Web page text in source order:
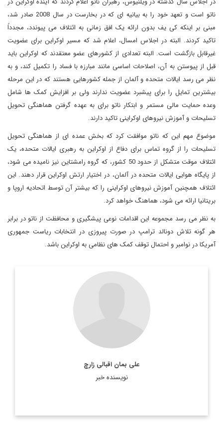
ناتو است و تعهد خود را به بیانیه ای که در بخارست در سال 2008 صادر شد،
مبنی بر اینکه کی یف بدون ارائه یک افق زمانی به ائتلاف می پیوندد، مجدداً
تاکید کردند. البته در اجلاس امسال، اعلام شد که مسیر اوکراین برای عضویت
غیرقابل بازگشت است. البته تعدادی از کشورهای عضو معتقدند که اوکراین باید
قبل از پیوستن به آن، اصلاحات اساسی مانند مبارزه با فساد را تکمیل کند، و به
نظر می رسد ایالات متحده و آلمان از جمله کشورهایی هستند که در این مرحله
بیشترین تمایل را برای پیشبرد عضویت ندارند ولی بر افزایش کمک ها شامل
وعده حمایت مالی مستمر و ابتکار ناتو برای به عهده گرفتن هماهنگی تحویل
تسلیحات و آموزش نیروهای اوکراینی تاکید دارند.
موضوع مهم این که ناتو موافقت کرد که بخش عمده ای از هماهنگی تحویل
تسلیحات را از گروه تماس برای دفاع از اوکراین به رهبری ایالات متحده، یک
ائتلاف موقت متشکل از حدود 50 کشور، که گروه رامشتاین نیز نامیده می شود،
از پایگاه هوایی ایالات متحده در آلمان، در اختیار ارتش اوکراین قرار دهند. این
ائتلاف همچنین آموزش نیروهای اوکراینی را که بیشتر آن توسط اتحادیه اروپا و
بریتانیا ارائه می شود، هماهنگ خواهد کرد.
به نظر می رسد مجموعه این اقدامات نوعی پیشگیری و محافظت از ناتو در برابر
هر گونه تلاش دونالد ترامپ در صورت پیروزی در انتخابات ریاست جمهوری
آمریکا در نوامبر و احتمال توقف کمک های نظامی به اوکراین باشد.
علی بمان اقبالی زارچ
نویسنده خبر
دیپلمات و کارشناس ارشد یورآسیا